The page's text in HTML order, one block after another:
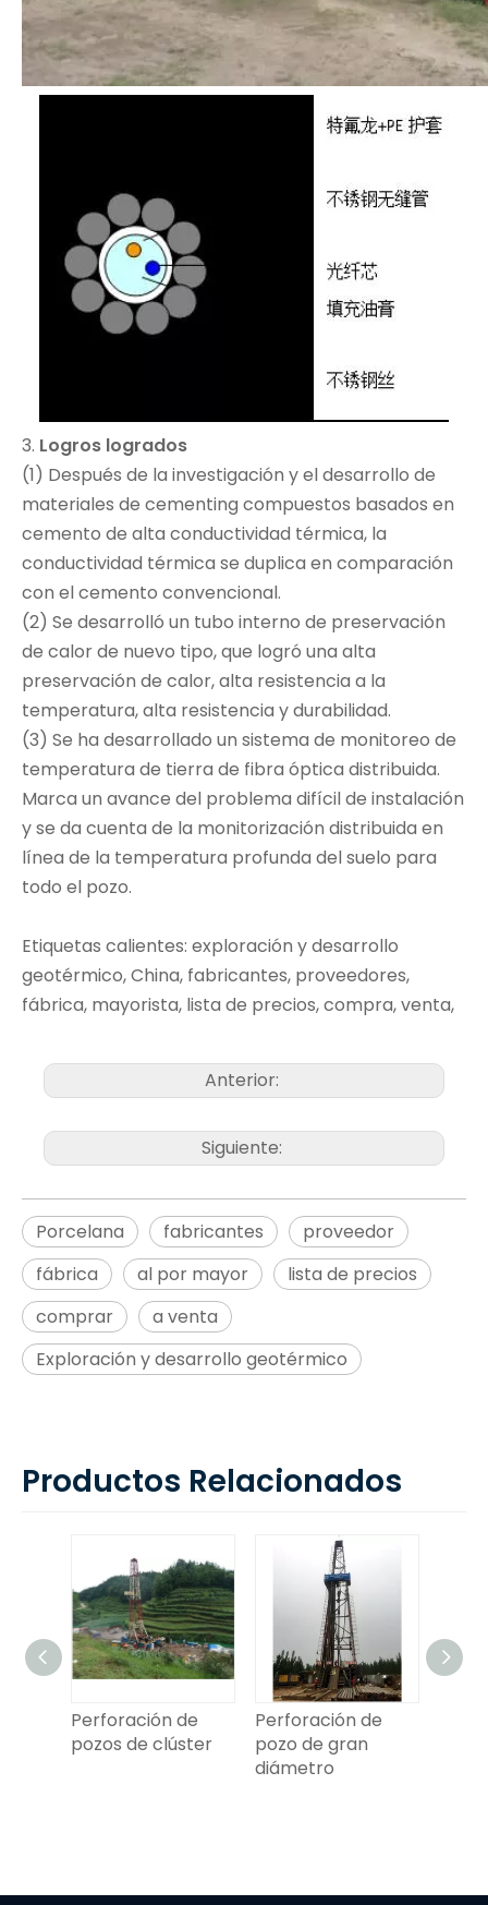
3. Logros logrados
(1) Después de la investigación y el desarrollo de
materiales de cementing compuestos basados ​​en
cemento de alta conductividad térmica, la
conductividad térmica se duplica en comparación
con el cemento convencional.
(2) Se desarrolló un tubo interno de preservación
de calor de nuevo tipo, que logró una alta
preservación de calor, alta resistencia a la
temperatura, alta resistencia y durabilidad.
(3) Se ha desarrollado un sistema de monitoreo de
temperatura de tierra de fibra óptica distribuida.
Marca un avance del problema difícil de instalación
y se da cuenta de la monitorización distribuida en
línea de la temperatura profunda del suelo para
todo el pozo.
Etiquetas calientes: exploración y desarrollo
geotérmico, China, fabricantes, proveedores,
fábrica, mayorista, lista de precios, compra, venta,
Anterior:
Siguiente:
Porcelana fabricantes
proveedor
fábrica
al por mayor
lista de precios
comprar
a venta
Exploración y desarrollo geotérmico
Productos Relacionados
Perforación de
pozos de clúster
Perforación de
pozo de gran
diámetro